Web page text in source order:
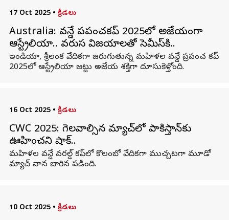
17 Oct 2025 • క్రీడలు
Australia: వన్డే ప్రపంచకప్‌ 2025లో అజేయంగా
ఆస్ట్రేలియా.. వరుస విజయాలతో సెమీస్‌కి..
ఇండియా, శ్రీలంక వేదికగా జరుగుతున్న మహిళల వన్డే ప్రపంచ కప్
2025లో ఆస్ట్రేలియా జట్టు అజేయ శక్తిగా దూసుకెళ్తోంది.
16 Oct 2025 • క్రీడలు
CWC 2025: గెలవాల్సిన మ్యాచ్‌లో పాకిస్తాన్‌కు
ఊహించని షాక్‌..
మహిళల వన్డే వరల్డ్‌ కప్‌లో కొలంబో వేదికగా ముచ్చటగా మూడో
మ్యాచ్‌ వాన బారిన పడింది.
10 Oct 2025 • క్రీడలు